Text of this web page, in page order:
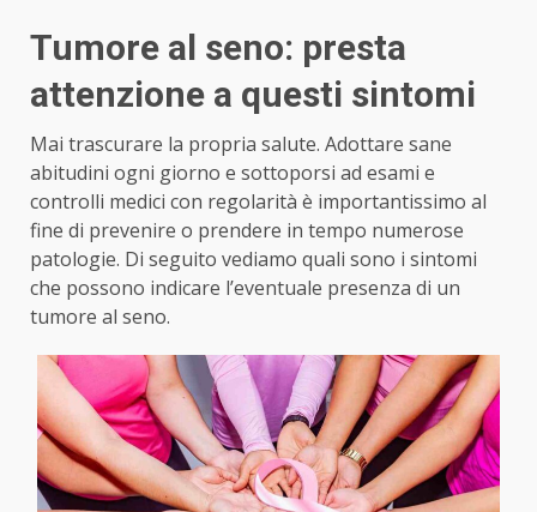
Tumore al seno: presta
attenzione a questi sintomi
Mai trascurare la propria salute. Adottare sane
abitudini ogni giorno e sottoporsi ad esami e
controlli medici con regolarità è importantissimo al
fine di prevenire o prendere in tempo numerose
patologie. Di seguito vediamo quali sono i sintomi
che possono indicare l’eventuale presenza di un
tumore al seno.